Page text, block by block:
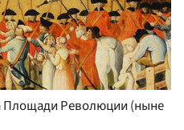
Площади Революции (ныне